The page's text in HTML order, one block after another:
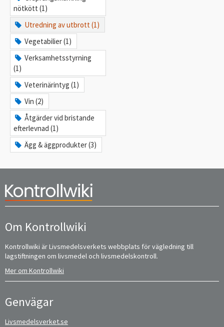
nötkött (1)
Utredning av utbrott (1)
Vegetabilier (1)
Verksamhetsstyrning
(1)
Veterinärintyg (1)
Vin (2)
Åtgärder vid bristande
efterlevnad (1)
Ägg & äggprodukter (3)
Om Kontrollwiki
Kontrollwiki är Livsmedelsverkets webbplats för vägledning till
lagstiftningen om livsmedel och livsmedelskontroll.
Mer om Kontrollwiki
Genvägar
Livsmedelsverket.se